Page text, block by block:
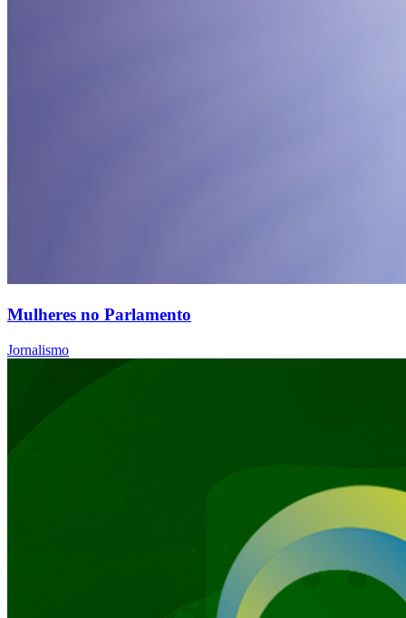
Mulheres no Parlamento
Jornalismo